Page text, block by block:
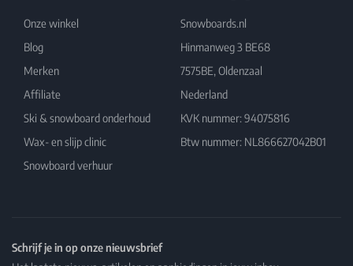
Onze winkel
Blog
Merken
Affiliate
Ski & snowboard onderhoud
Wax- en slijp clinic
Snowboard verhuur
Snowboards.nl
Hinmanweg 3 BE68
7575BE, Oldenzaal
Nederland
KVK nummer: 94075816
Btw nummer: NL866627042B01
Schrijf je in op onze nieuwsbrief